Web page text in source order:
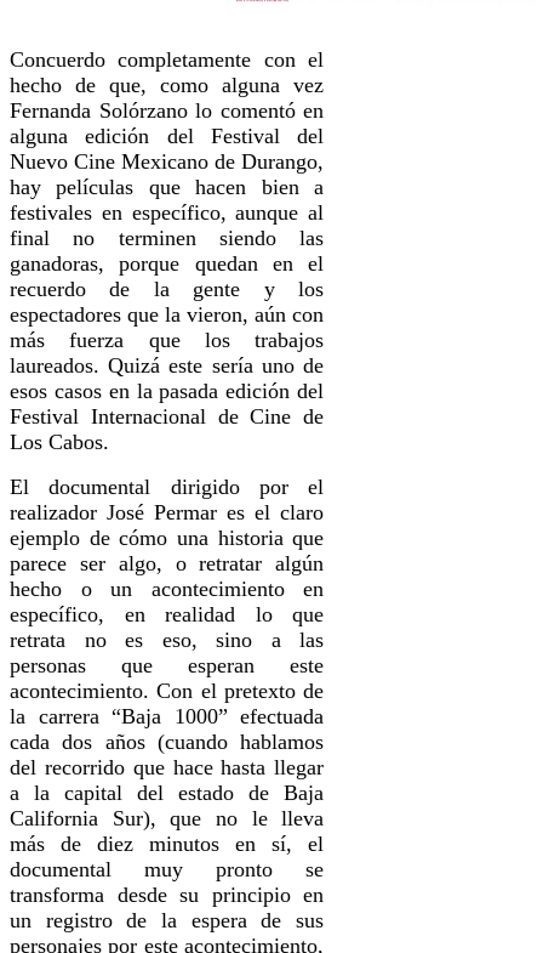
Concuerdo completamente con el
hecho de que, como alguna vez
Fernanda Solórzano lo comentó en
alguna edición del Festival del
Nuevo Cine Mexicano de Durango,
hay películas que hacen bien a
festivales en específico, aunque al
final no terminen siendo las
ganadoras, porque quedan en el
recuerdo de la gente y los
espectadores que la vieron, aún con
más fuerza que los trabajos
laureados. Quizá este sería uno de
esos casos en la pasada edición del
Festival Internacional de Cine de
Los Cabos.
El documental dirigido por el
realizador José Permar es el claro
ejemplo de cómo una historia que
parece ser algo, o retratar algún
hecho o un acontecimiento en
específico, en realidad lo que
retrata no es eso, sino a las
personas que esperan este
acontecimiento. Con el pretexto de
la carrera “Baja 1000” efectuada
cada dos años (cuando hablamos
del recorrido que hace hasta llegar
a la capital del estado de Baja
California Sur), que no le lleva
más de diez minutos en sí, el
documental muy pronto se
transforma desde su principio en
un registro de la espera de sus
personajes por este acontecimiento,